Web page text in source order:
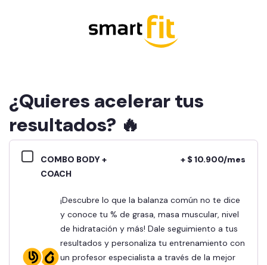
¿Quieres acelerar tus
resultados? 🔥
COMBO BODY +
COACH
+ $ 10.900/mes
¡Descubre lo que la balanza común no te dice
y conoce tu % de grasa, masa muscular, nivel
de hidratación y más! Dale seguimiento a tus
resultados y personaliza tu entrenamiento con
un profesor especialista a través de la mejor